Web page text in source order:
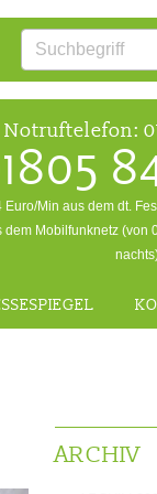
Notruftelefon:
Euro/Min aus dem dt.
dem Mobilfunknetz (von
ARCHIV